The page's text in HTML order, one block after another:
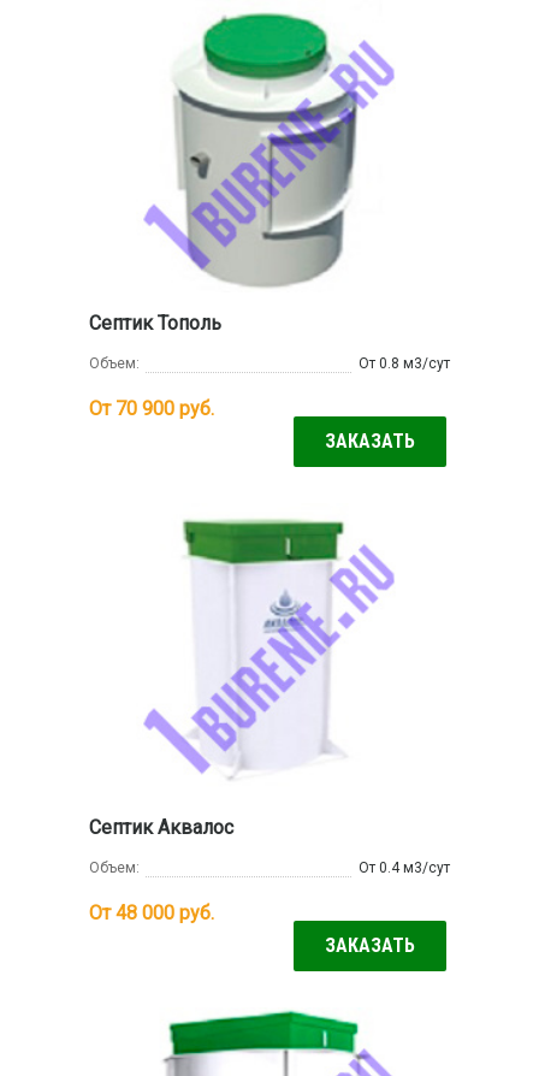
Септик Тополь
Объем: От 0.8 м3/сут
От 70 900 руб.
ЗАКАЗАТЬ
Септик Аквалос
Объем: От 0.4 м3/сут
От 48 000 руб.
ЗАКАЗАТЬ